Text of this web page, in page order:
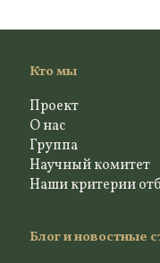
Кто мы
Проект
О нас
Группа
Научный комитет
Наши критерии
Блог и новостные